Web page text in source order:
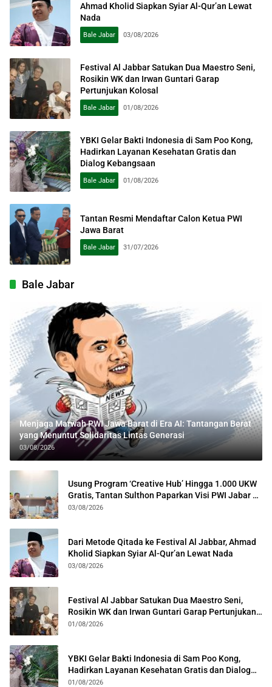
Ahmad Kholid Siapkan Syiar Al-Qur’an Lewat
Nada
Bale Jabar 03/08/2026
Festival Al Jabbar Satukan Dua Maestro Seni,
Rosikin WK dan Irwan Guntari Garap
Pertunjukan Kolosal
Bale Jabar 01/08/2026
YBKI Gelar Bakti Indonesia di Sam Poo Kong,
Hadirkan Layanan Kesehatan Gratis dan
Dialog Kebangsaan
Bale Jabar 01/08/2026
Tantan Resmi Mendaftar Calon Ketua PWI
Jawa Barat
Bale Jabar 31/07/2026
Bale Jabar
Menjaga Marwah PWI Jawa Barat di Era AI: Tantangan Berat
yang Menuntut Solidaritas Lintas Generasi
03/08/2026
Usung Program ‘Creative Hub’ Hingga 1.000 UKW
Gratis, Tantan Sulthon Paparkan Visi PWI Jabar di
Kota Bogor
03/08/2026
Dari Metode Qitada ke Festival Al Jabbar, Ahmad
Kholid Siapkan Syiar Al-Qur’an Lewat Nada
03/08/2026
Festival Al Jabbar Satukan Dua Maestro Seni,
Rosikin WK dan Irwan Guntari Garap Pertunjukan
Kolosal
01/08/2026
YBKI Gelar Bakti Indonesia di Sam Poo Kong,
Hadirkan Layanan Kesehatan Gratis dan Dialog
Kebangsaan
01/08/2026